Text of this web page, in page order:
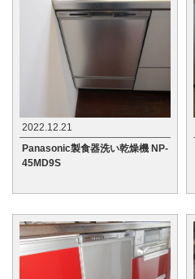
2022.12.21
Panasonic製食器洗い乾燥機 NP-
45MD9S